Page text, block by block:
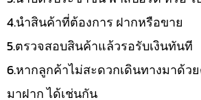
4.นำสินค้าที่ต้องการ ฝากหรือขาย
5.ตรวจสอบสินค้าแล้วรอรับเงินทันที
6.หากลูกค้าไม่สะดวกเดินทางมาด้ว
มาฝาก ได้เช่นกัน